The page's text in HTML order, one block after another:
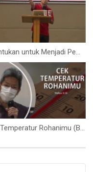
Ditentukan untuk Menjadi Pemenang (Bapak Sandy Triyasa)
Cek Temperatur Rohanimu (Bpk. Hidajat. S)